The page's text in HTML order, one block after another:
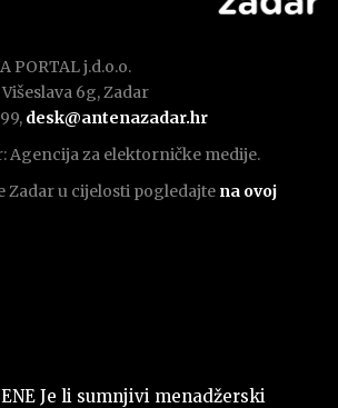
PORTAL j.d.o.o.
6g, Zadar
desk@antenazadar.hr
Agencija za elektorničke medije.
Zadar u cijelosti pogledajte na ovoj
Je li sumnjivi menadžerski